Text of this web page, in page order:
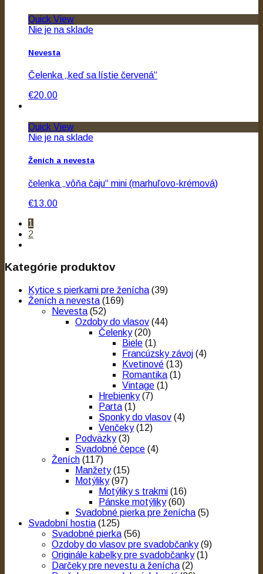
Quick View
Nie je na sklade
Nevesta
Čelenka „keď sa lístie červená“
€20.00
Quick View
Nie je na sklade
Ženích a nevesta
čelenka „vôňa čaju“ mini (marhuľovo-krémová)
€13.00
1
2
Kategórie produktov
Kytice s pierkami pre ženícha (39)
Ženích a nevesta (169)
Nevesta (52)
Ozdoby do vlasov (44)
Čelenky (20)
Biele (1)
Francúzsky závoj (4)
Kvetinové (13)
Romantika (1)
Vintage (1)
Hrebienky (7)
Parta (1)
Sponky do vlasov (4)
Venčeky (12)
Podväzky (3)
Svadobné čepce (4)
Ženích (117)
Manžety (15)
Motýliky (97)
Motýliky s trakmi (16)
Pánske motýliky (60)
Svadobné pierka pre ženícha (5)
Svadobní hostia (125)
Svadobné pierka (56)
Ozdoby do vlasov pre svadobčanky (9)
Originále kabelky pre svadobčanky (1)
Darčeky pre nevestu a ženícha (2)